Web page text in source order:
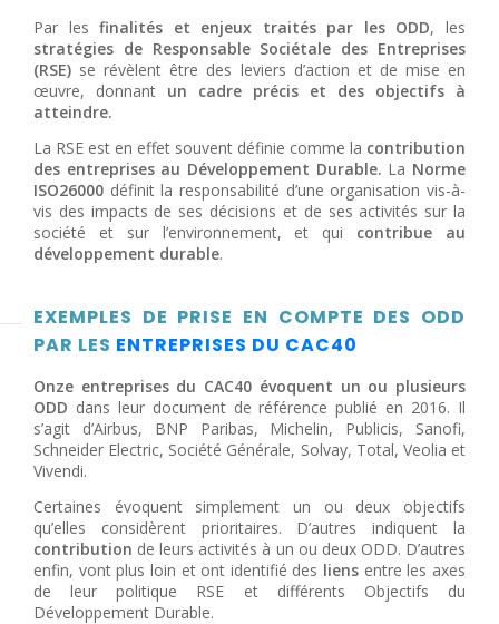
Par lesfinalités et enjeux traités par les ODD, les
stratégies de Responsable Sociétale des Entreprises
(RSE) se révèlent être des leviers d’action et de mise en
œuvre, donnant un cadre précis et des objectifs à
atteindre.
La RSE est en effet souvent définie comme la contribution
des entreprises au Développement Durable. La Norme
ISO26000 définit la responsabilité d’une organisation vis-à-
vis des impacts de ses décisions et de ses activités sur la
société et sur l’environnement, et qui contribue au
développement durable.
EXEMPLES DE PRISE EN COMPTE DES ODD
PAR LES ENTREPRISES DU CAC40
Onze entreprises du CAC40 évoquent un ou plusieurs
ODD dans leur document de référence publié en 2016. Il
s’agit d’Airbus, BNP Paribas, Michelin, Publicis, Sanofi,
Schneider Electric, Société Générale, Solvay, Total, Veolia et
Vivendi.
Certaines évoquent simplement un ou deux objectifs
qu’elles considèrent prioritaires. D’autres indiquent la
contribution de leurs activités à un ou deux ODD. D’autres
enfin, vont plus loin et ont identifié des liens entre les axes
de leur politique RSE et différents Objectifs du
Développement Durable.